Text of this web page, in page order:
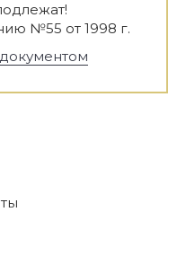
№55 от 1998 г.